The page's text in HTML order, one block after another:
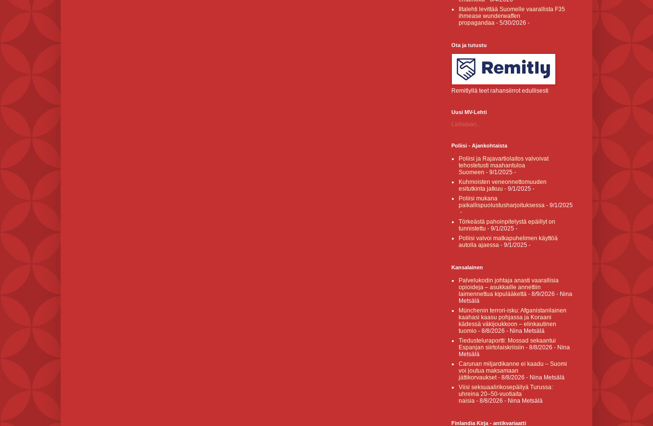
Iltalehti levittää Suomelle vaarallista F35
ihmease wunderwaffen
propagandaa - 5/30/2026 -
Ota ja tutustu
Remitlyllä teet rahansiirrot edullisesti
Uusi MV-Lehti
Ladataan...
Poliisi - Ajankohtaista
Poliisi ja Rajavartiolaitos valvoivat
tehostetusti maahantuloa
Suomeen - 9/1/2025 -
Kuhmoisten veneonnettomuuden
esitutkinta jatkuu - 9/1/2025 -
Poliisi mukana
paikallispuolustusharjoituksessa - 9/1/2025
-
Törkeästä pahoinpitelystä epäillyt on
tunnistettu - 9/1/2025 -
Poliisi valvoi matkapuhelimen käyttöä
autolla ajaessa - 9/1/2025 -
Kansalainen
Palvelukodin johtaja anasti vaarallisia
opioideja – asukkaille annettiin
laimennettua kipulääkettä - 8/9/2026 - Nina
Metsälä
Münchenin terrori-isku: Afganistanilainen
kaahasi kaasu pohjassa ja Koraani
kädessä väkijoukkoon – elinkautinen
tuomio - 8/8/2026 - Nina Metsälä
Tiedusteluraportti: Mossad sekaantui
Espanjan siirtolaiskriisiin - 8/8/2026 - Nina
Metsälä
Carunan miljardikanne ei kaadu – Suomi
voi joutua maksamaan
jättikorvaukset- 8/8/2026 - Nina Metsälä
Viisi seksuaalirikosepäilyä Turussa:
uhreina 20–50-vuotiaita
naisia - 8/8/2026 - Nina Metsälä
Finlandia Kirja - antikvariaatti